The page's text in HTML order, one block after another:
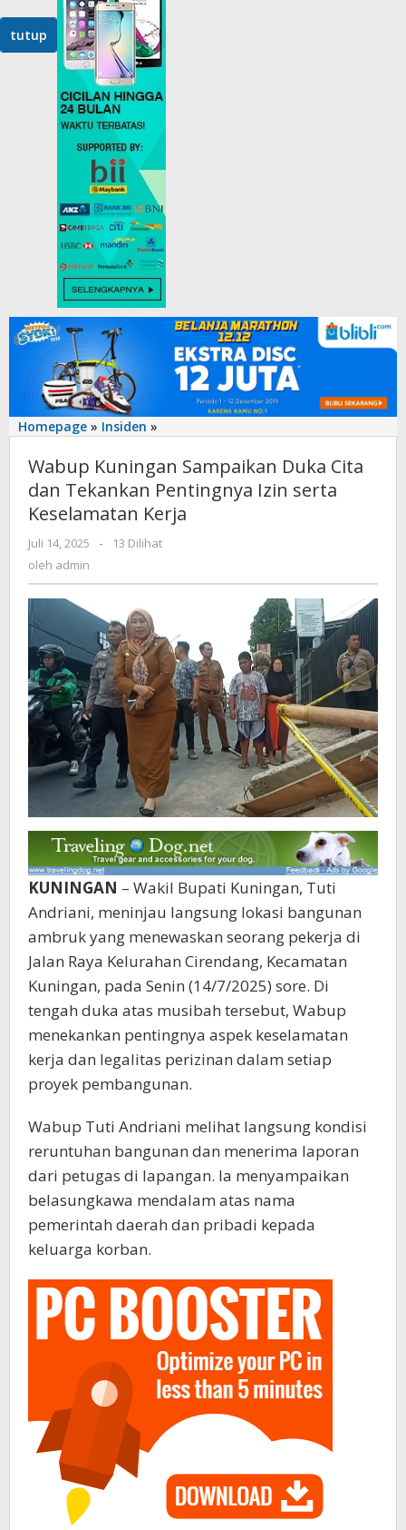
tutup
Homepage » Insiden »
Sampaikan
Duka
Cita
dan
Tekankan
Kerja
Wabup Kuningan Sampaikan Duka Cita
dan Tekankan Pentingnya Izin serta
Keselamatan Kerja
Juli 14, 2025
oleh
-
13 Dilihat
oleh admin
KUNINGAN – Wakil Bupati Kuningan, Tuti
Andriani, meninjau langsung lokasi bangunan
ambruk yang menewaskan seorang pekerja di
Jalan Raya Kelurahan Cirendang, Kecamatan
Kuningan, pada Senin (14/7/2025) sore. Di
tengah duka atas musibah tersebut, Wabup
menekankan pentingnya aspek keselamatan
kerja dan legalitas perizinan dalam setiap
proyek pembangunan.
Wabup Tuti Andriani melihat langsung kondisi
reruntuhan bangunan dan menerima laporan
dari petugas di lapangan. Ia menyampaikan
belasungkawa mendalam atas nama
pemerintah daerah dan pribadi kepada
keluarga korban.